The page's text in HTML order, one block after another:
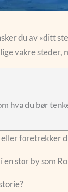
du av «ditt
vakre steder,
hva du bør
foretrekker
en stor by som